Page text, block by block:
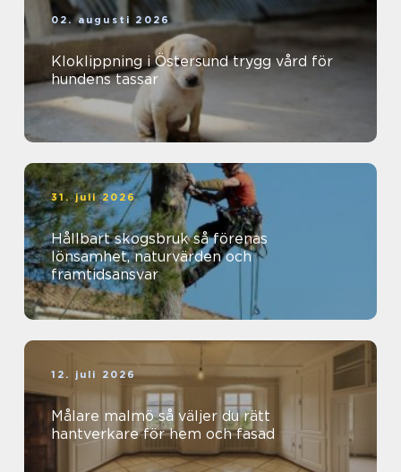
02. augusti 2026
Kloklippning i Östersund trygg vård för
hundens tassar
31. juli 2026
Hållbart skogsbruk så förenas
lönsamhet, naturvärden och
framtidsansvar
12. juli 2026
Målare malmö så väljer du rätt
hantverkare för hem och fasad